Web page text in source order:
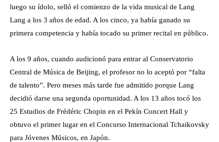
luego su ídolo, selló el comienzo de la vida musical de Lang
Lang a los 3 años de edad. A los cinco, ya había ganado su
primera competencia y había tocado su primer recital en público.
A los 9 años, cuando audicionó para entrar al Conservatorio
Central de Música de Beijing, el profesor no lo aceptó por “falta
de talento”. Pero meses más tarde fue admitido porque Lang
decidió darse una segunda oportunidad. A los 13 años tocó los
25 Estudios de Frédéric Chopin en el Pekín Concert Hall y
obtuvo el primer lugar en el Concurso Internacional Tchaikovsky
para Jóvenes Músicos, en Japón.